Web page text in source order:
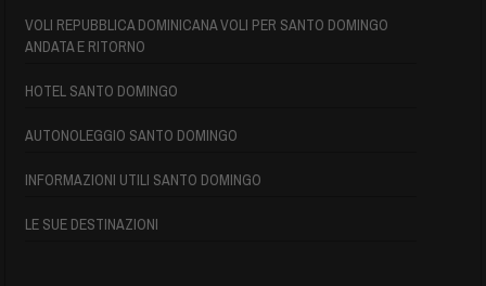
VOLI REPUBBLICA DOMINICANA VOLI PER SANTO DOMINGO
ANDATA E RITORNO
HOTEL SANTO DOMINGO
AUTONOLEGGIO SANTO DOMINGO
INFORMAZIONI UTILI SANTO DOMINGO
LE SUE DESTINAZIONI